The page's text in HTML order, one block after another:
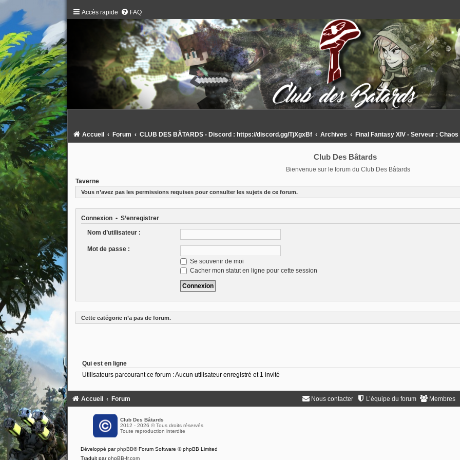
Accès rapide FAQ
Accueil Forum CLUB DES BÂTARDS - Discord : https://discord.gg/TjXgxBf Archives Final Fantasy XIV - Serveur :
Club Des Bâtards
Bienvenue sur le forum du Club Des Bâtards
Taverne
Vous n’avez pas les permissions requises pour consulter les sujets de ce forum.
Connexion• S’enregistrer
Nom d’utilisateur :
Mot de passe :
Se souvenir de moi
Cacher mon statut en ligne pour cette session
Cette catégorie n’a pas de forum.
Qui est en ligne
Utilisateurs parcourant ce forum : Aucun utilisateur enregistré et 1 invité
Accueil Forum Membres
L’équipe du forum
Nous contacter
Club Des Bâtards
2012 - 2026 © Tous droits réservés
Toute reproduction interdite
Développé parphpBB® Forum Software © phpBB Limited
Traduit parphpBB-fr.com